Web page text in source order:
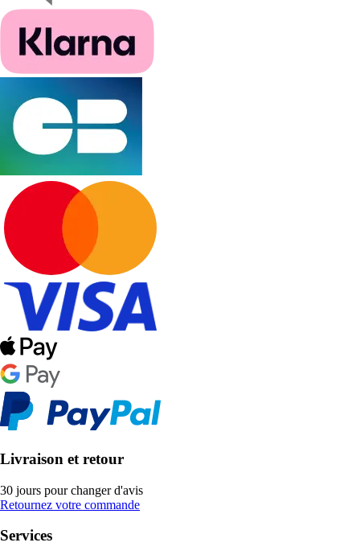
Livraison et retour
30 jours pour changer d'avis
Retournez votre commande
Services